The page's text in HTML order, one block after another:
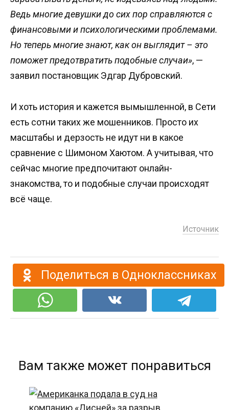
Ведь многие девушки до сих пор справляются с
финансовыми и психологическими проблемами.
Но теперь многие знают, как он выглядит – это
поможет предотвратить подобные случаи», —
заявил постановщик Эдгар Дубровский.
И хоть история и кажется вымышленной, в Сети
есть сотни таких же мошенников. Просто их
масштабы и дерзость не идут ни в какое
сравнение с Шимоном Хаютом. А учитывая, что
сейчас многие предпочитают онлайн-
знакомства, то и подобные случаи происходят
всё чаще.
Источник
Поделиться в Одноклассниках
Вам также может понравиться